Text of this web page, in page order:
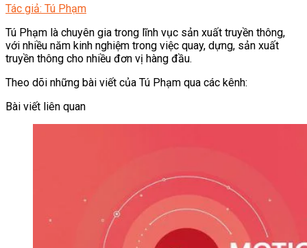
Tác giả: Tú Phạm
Tú Phạm là chuyên gia trong lĩnh vục sản xuất truyền thông,
với nhiều năm kinh nghiệm trong việc quay, dựng, sản xuất
truyền thông cho nhiều đơn vị hàng đầu.
Theo dõi những bài viết của Tú Phạm qua các kênh:
Bài viết liên quan